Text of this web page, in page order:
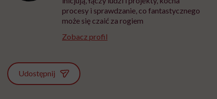
procesy i sprawdzanie, co fantastycznego
może się czaić za rogiem
Zobacz profil
Udostępnij